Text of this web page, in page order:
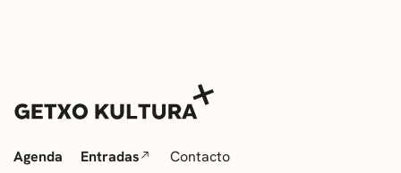
Agenda Entradas Contacto